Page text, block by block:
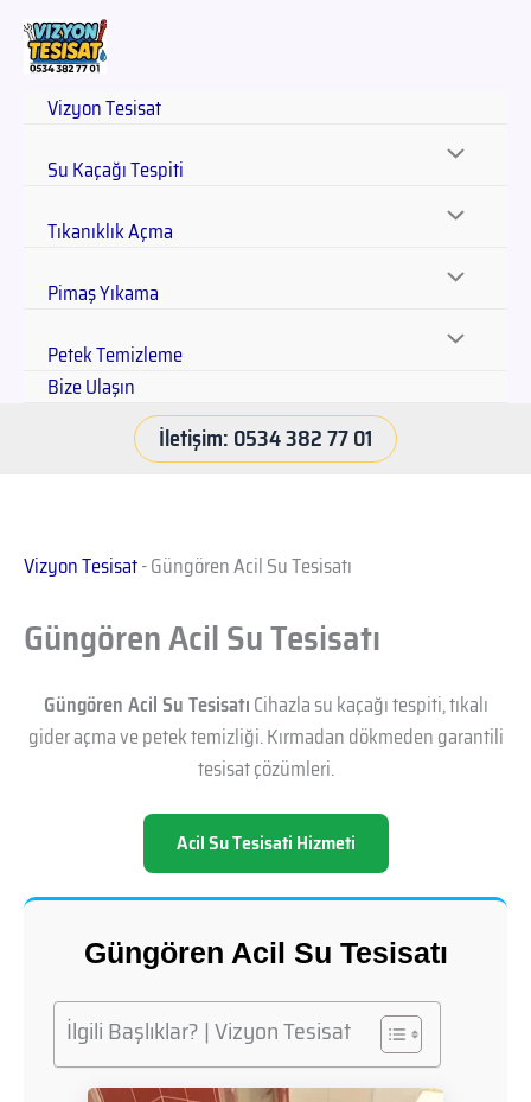
Vizyon Tesisat
Su Kaçağı Tespiti
Tıkanıklık Açma
Pimaş Yıkama
Petek Temizleme
Bize Ulaşın
İletişim: 0534 382 77 01
Vizyon Tesisat-Güngören Acil Su Tesisatı
Güngören Acil Su Tesisatı
Güngören Acil Su TesisatıCihazla su kaçağı tespiti, tıkalı
gider açma ve petek temizliği. Kırmadan dökmeden garantili
tesisat çözümleri.
Acil Su Tesisati Hizmeti
Güngören Acil Su Tesisatı
İlgili Başlıklar? | Vizyon Tesisat